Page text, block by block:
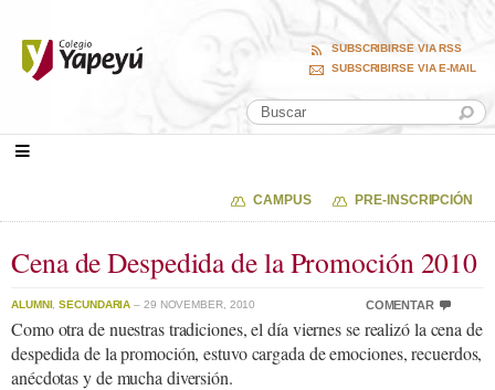
SUBSCRIBIRSE VIA RSS
SUBSCRIBIRSE VIA E-MAIL
CAMPUS PRE-INSCRIPCIÓN
Cena de Despedida de la Promoción 2010
ALUMNI,SECUNDARIA – 29 NOVEMBER, 2010 COMENTAR
Como otra de nuestras tradiciones, el día viernes se realizó la cena de
despedida de la promoción, estuvo cargada de emociones, recuerdos,
anécdotas y de mucha diversión.